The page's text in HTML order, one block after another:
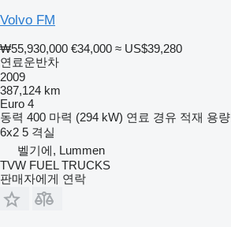
Volvo FM
₩55,930,000 €34,000 ≈ US$39,280
연료운반차
2009
387,124 km
Euro 4
동력 400 마력 (294 kW) 연료 경유 적재 용량
6x2 5 격실
벨기에, Lummen
TVW FUEL TRUCKS
판매자에게 연락